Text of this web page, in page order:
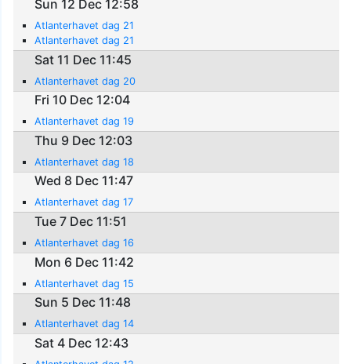
Sun 12 Dec 12:58
Atlanterhavet dag 21
Atlanterhavet dag 21
Sat 11 Dec 11:45
Atlanterhavet dag 20
Fri 10 Dec 12:04
Atlanterhavet dag 19
Thu 9 Dec 12:03
Atlanterhavet dag 18
Wed 8 Dec 11:47
Atlanterhavet dag 17
Tue 7 Dec 11:51
Atlanterhavet dag 16
Mon 6 Dec 11:42
Atlanterhavet dag 15
Sun 5 Dec 11:48
Atlanterhavet dag 14
Sat 4 Dec 12:43